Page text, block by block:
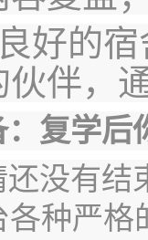
好的
伴，
复学后
还没有
种严